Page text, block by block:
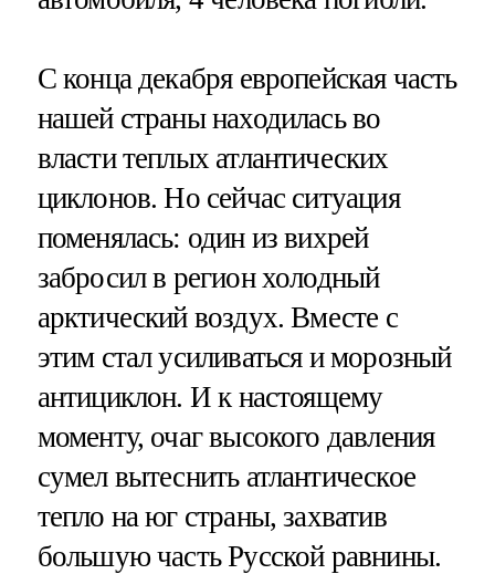
С конца декабря европейская часть
нашей страны находилась во
власти теплых атлантических
циклонов. Но сейчас ситуация
поменялась: один из вихрей
забросил в регион холодный
арктический воздух. Вместе с
этим стал усиливаться и морозный
антициклон. И к настоящему
моменту, очаг высокого давления
сумел вытеснить атлантическое
тепло на юг страны, захватив
большую часть Русской равнины.